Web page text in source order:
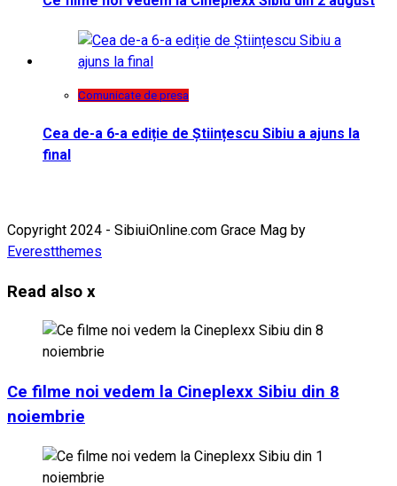
Comunicate de presa
Cea de-a 6-a ediție de Științescu Sibiu a ajuns la
final
Copyright 2024 - SibiuiOnline.com Grace Mag by
Everestthemes
Read also x
Ce filme noi vedem la Cineplexx Sibiu din 8
noiembrie